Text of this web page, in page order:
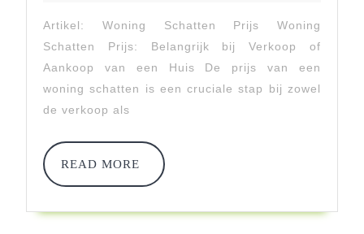
Schatten
Van
De
Woningprijs
Verkoop
Artikel: Woning Schatten Prijs Woning
Schatten Prijs: Belangrijk bij Verkoop of
Aankoop van een Huis De prijs van een
woning schatten is een cruciale stap bij zowel
de verkoop als
READ MORE
READ
MORE